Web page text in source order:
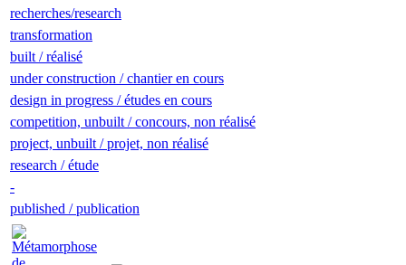
recherches/research
transformation
built / réalisé
under construction / chantier en cours
design in progress / études en cours
competition, unbuilt / concours, non réalisé
project, unbuilt / projet, non réalisé
research / étude
-
published / publication